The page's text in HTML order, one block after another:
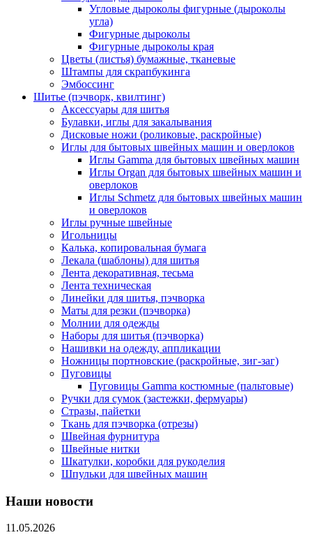
Угловые дыроколы фигурные (дыроколы
угла)
Фигурные дыроколы
Фигурные дыроколы края
Цветы (листья) бумажные, тканевые
Штампы для скрапбукинга
Эмбоссинг
Шитье (пэчворк, квилтинг)
Аксессуары для шитья
Булавки, иглы для закалывания
Дисковые ножи (роликовые, раскройные)
Иглы для бытовых швейных машин и оверлоков
Иглы Gamma для бытовых швейных машин
Иглы Organ для бытовых швейных машин и
оверлоков
Иглы Schmetz для бытовых швейных машин
и оверлоков
Иглы ручные швейные
Игольницы
Калька, копировальная бумага
Лекала (шаблоны) для шитья
Лента декоративная, тесьма
Лента техническая
Линейки для шитья, пэчворка
Маты для резки (пэчворка)
Молнии для одежды
Наборы для шитья (пэчворка)
Нашивки на одежду, аппликации
Ножницы портновские (раскройные, зиг-заг)
Пуговицы
Пуговицы Gamma костюмные (пальтовые)
Ручки для сумок (застежки, фермуары)
Стразы, пайетки
Ткань для пэчворка (отрезы)
Швейная фурнитура
Швейные нитки
Шкатулки, коробки для рукоделия
Шпульки для швейных машин
Наши новости
11.05.2026